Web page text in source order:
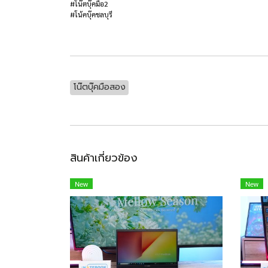
#โน๊ตบุ๊คมือ2
#โน้คบุ๊คชลบุรี
โน๊ตบุ๊คมือสอง
สินค้าเกี่ยวข้อง
New New